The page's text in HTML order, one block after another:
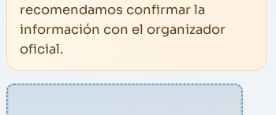
Antonio José
Antonio José
recomendamos confirmar la
información con el organizador
oficial.